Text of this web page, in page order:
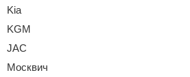
Kia
KGM
JAC
Москвич